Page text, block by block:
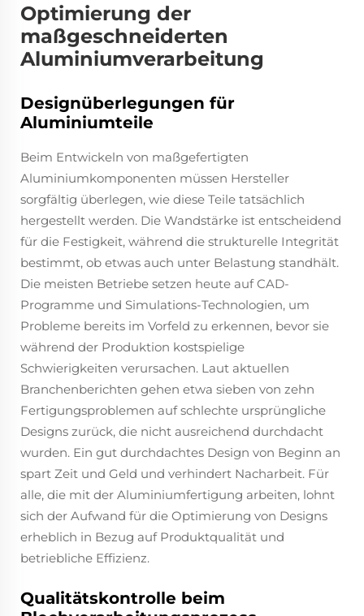
Optimierung der
maßgeschneiderten
Aluminiumverarbeitung
Designüberlegungen für
Aluminiumteile
Beim Entwickeln von maßgefertigten
Aluminiumkomponenten müssen Hersteller
sorgfältig überlegen, wie diese Teile tatsächlich
hergestellt werden. Die Wandstärke ist entscheidend
für die Festigkeit, während die strukturelle Integrität
bestimmt, ob etwas auch unter Belastung standhält.
Die meisten Betriebe setzen heute auf CAD-
Programme und Simulations-Technologien, um
Probleme bereits im Vorfeld zu erkennen, bevor sie
während der Produktion kostspielige
Schwierigkeiten verursachen. Laut aktuellen
Branchenberichten gehen etwa sieben von zehn
Fertigungsproblemen auf schlechte ursprüngliche
Designs zurück, die nicht ausreichend durchdacht
wurden. Ein gut durchdachtes Design von Beginn an
spart Zeit und Geld und verhindert Nacharbeit. Für
alle, die mit der Aluminiumfertigung arbeiten, lohnt
sich der Aufwand für die Optimierung von Designs
erheblich in Bezug auf Produktqualität und
betriebliche Effizienz.
Qualitätskontrolle beim